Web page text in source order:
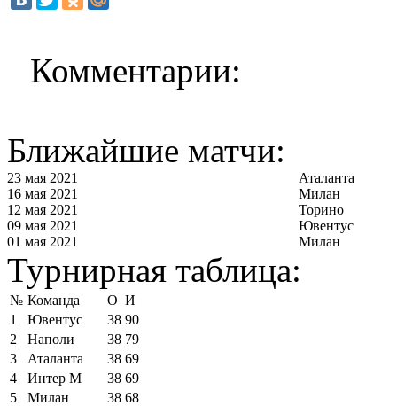
Комментарии:
Ближайшие матчи:
23 мая 2021
Аталанта
16 мая 2021
Милан
12 мая 2021
Торино
09 мая 2021
Ювентус
01 мая 2021
Милан
Турнирная таблица:
№ Команда О И
1
Ювентус 38 90
2
Наполи 38 79
3
Аталанта 38 69
4
Интер М 38 69
5
Милан 38 68